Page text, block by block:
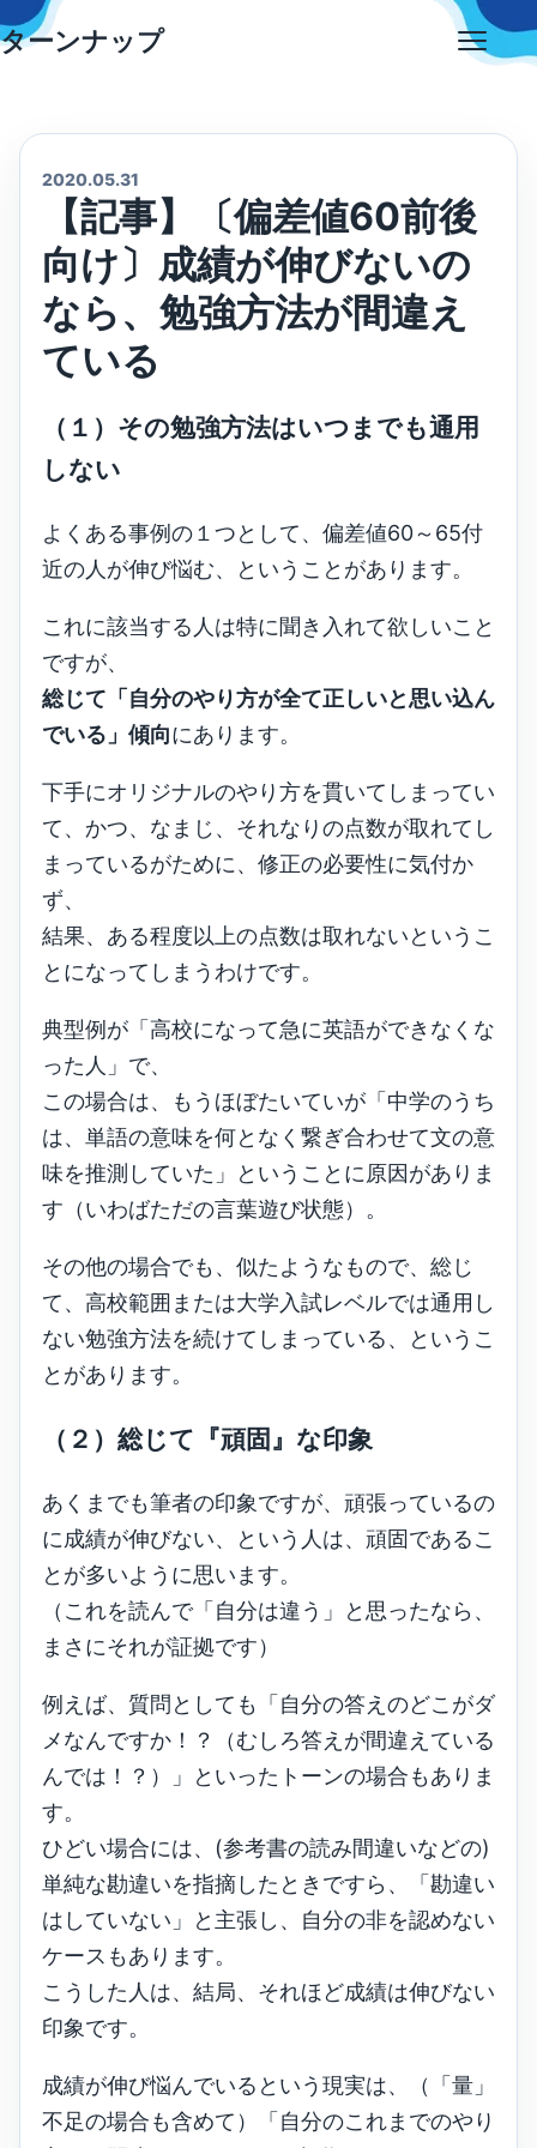
Skip
to
ターンナップ
2020.05.31
【記事】〔偏差値60前後
向け〕成績が伸びないの
なら、勉強方法が間違え
ている
（１）その勉強方法はいつまでも通用
しない
よくある事例の１つとして、偏差値60～65付
近の人が伸び悩む、ということがあります。
これに該当する人は特に聞き入れて欲しいこと
ですが、
総じて「自分のやり方が全て正しいと思い込ん
でいる」傾向にあります。
下手にオリジナルのやり方を貫いてしまってい
て、かつ、なまじ、それなりの点数が取れてし
まっているがために、修正の必要性に気付か
ず、
結果、ある程度以上の点数は取れないというこ
とになってしまうわけです。
典型例が「高校になって急に英語ができなくな
った人」で、
この場合は、もうほぼたいていが「中学のうち
は、単語の意味を何となく繋ぎ合わせて文の意
味を推測していた」ということに原因がありま
す（いわばただの言葉遊び状態）。
その他の場合でも、似たようなもので、総じ
て、高校範囲または大学入試レベルでは通用し
ない勉強方法を続けてしまっている、というこ
とがあります。
（２）総じて『頑固』な印象
あくまでも筆者の印象ですが、頑張っているの
に成績が伸びない、という人は、頑固であるこ
とが多いように思います。
（これを読んで「自分は違う」と思ったなら、
まさにそれが証拠です）
例えば、質問としても「自分の答えのどこがダ
メなんですか！？（むしろ答えが間違えている
んでは！？）」といったトーンの場合もありま
す。
ひどい場合には、(参考書の読み間違いなどの)
単純な勘違いを指摘したときですら、「勘違い
はしていない」と主張し、自分の非を認めない
ケースもあります。
こうした人は、結局、それほど成績は伸びない
印象です。
成績が伸び悩んでいるという現実は、（「量」
不足の場合も含めて）「自分のこれまでのやり